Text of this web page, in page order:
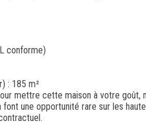
conforme)
: 185 m²
mettre cette maison à votre goût,
une opportunité rare sur les